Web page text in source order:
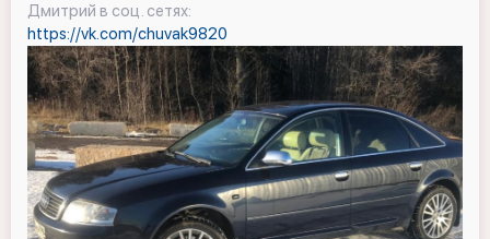
Дмитрий в соц. сетях:
https://vk.com/chuvak9820